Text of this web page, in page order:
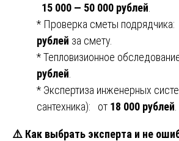
15 000 — 50 000 рублей
* Проверка сметы
рублей за смету.
* Тепловизионное
рублей
* Экспертиза инженерных
сантехника): от 18 000 рублей
⚠️ Как выбрать эксперта и не